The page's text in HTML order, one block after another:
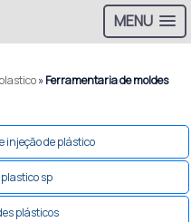
MENU
»Ferramentaria de moldes
injeção de plástico
sp
plásticos